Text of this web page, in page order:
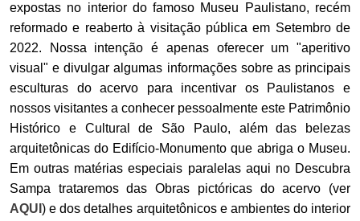
expostas no interior do famoso Museu Paulistano, recém
reformado e reaberto à visitação pública em Setembro de
2022. Nossa intenção é apenas oferecer um "aperitivo
visual" e divulgar algumas informações sobre as principais
esculturas do acervo para incentivar os Paulistanos e
nossos visitantes a conhecer pessoalmente este Patrimônio
Histórico e Cultural de São Paulo, além das belezas
arquitetônicas do Edifício-Monumento que abriga o Museu.
Em outras matérias especiais paralelas aqui no Descubra
Sampa trataremos das Obras pictóricas do acervo (ver
AQUI ) e dos detalhes arquitetônicos e ambientes do interior